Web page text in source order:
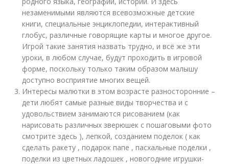
незаменимыми являются всевозможные детские
книги, специальные энциклопедии, интерактивный
глобус, различные говорящие карты и многое другое.
Игрой такие занятия назвать трудно, и всё же эти
уроки, в любом случае, будут проходить в игровой
форме, поскольку только таким образом малышу
доступно восприятие многих вещей.
Интересы малютки в этом возрасте разносторонние –
дети любят самые разные виды творчества и с
удовольствием занимаются рисованием (как
нарисовать различных зверюшек с пошаговыми фото
смотрите здесь ), лепкой, созданием поделок ( как
сделать ракету , подарок папе , пасхальные поделки ,
поделки из цветных ладошек , новогодние игрушки-